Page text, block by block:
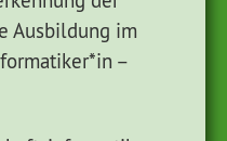
Ausbildung im
–